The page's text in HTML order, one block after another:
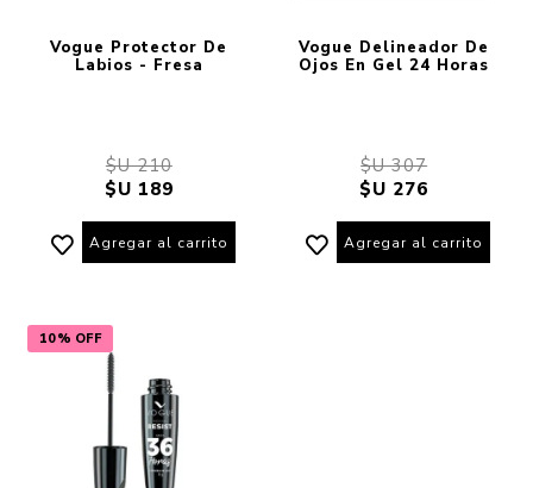
Vogue Protector De
Labios - Fresa
$U 210
$U 189
Agregar al carrito
Vogue Delineador De
Ojos En Gel 24 Horas
$U 307
$U 276
Agregar al carrito
10% OFF